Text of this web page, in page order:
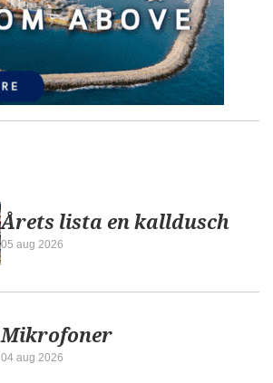
Årets lista en kalldusch
05 aug 2026
Mikrofoner
04 aug 2026